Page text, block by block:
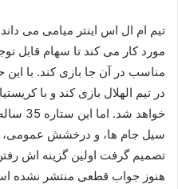
تیم ام ال اس اینتر میامی می‌
مورد کار می‌ کند تا سهام قابل
مناسب در آن جا بازی کند. با
در تیم الهلال بازی کند و با
خواهد
سیل جام‌ ها، و درخشش عمومی،
تصمیم گرفت اولین گزینه‌ اش رفتن
هنوز جواب قطعی منتشر نشده